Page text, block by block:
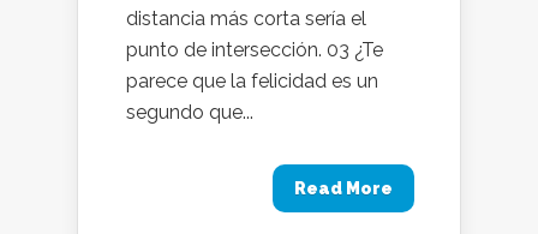
distancia más corta sería el
punto de intersección. 03 ¿Te
parece que la felicidad es un
segundo que...
Read More